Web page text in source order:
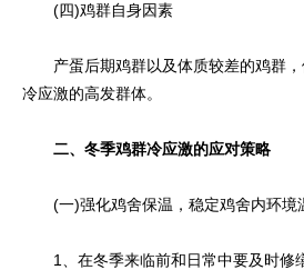
(四)鸡群自身因素
产蛋后期鸡群以及体质较差的鸡群，
冷应激的高发群体。
二、冬季鸡群冷应激的应对策略
(一)强化鸡舍保温，稳定鸡舍内环境
1、在冬季来临前和日常中要及时修